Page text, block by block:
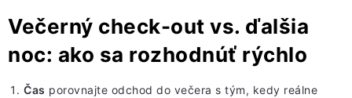
Večerný check-out vs. ďalšia
noc: ako sa rozhodnúť rýchlo
Čas porovnajte odchod do večera s tým, kedy reálne